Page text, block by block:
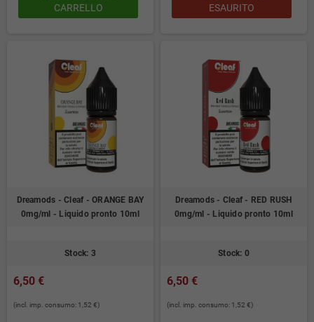
CARRELLO
ESAURITO
Dreamods - Cleaf - ORANGE BAY
0mg/ml - Liquido pronto 10ml
Stock: 3
6,50 €
(incl. imp. consumo: 1,52 €)
Dreamods - Cleaf - RED RUSH
0mg/ml - Liquido pronto 10ml
Stock: 0
6,50 €
(incl. imp. consumo: 1,52 €)